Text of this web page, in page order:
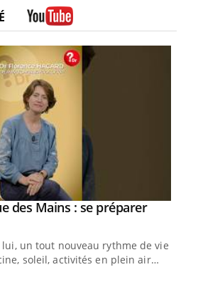
des Mains : se préparer
un tout nouveau rythme de vie !
soleil, activités en plein air…